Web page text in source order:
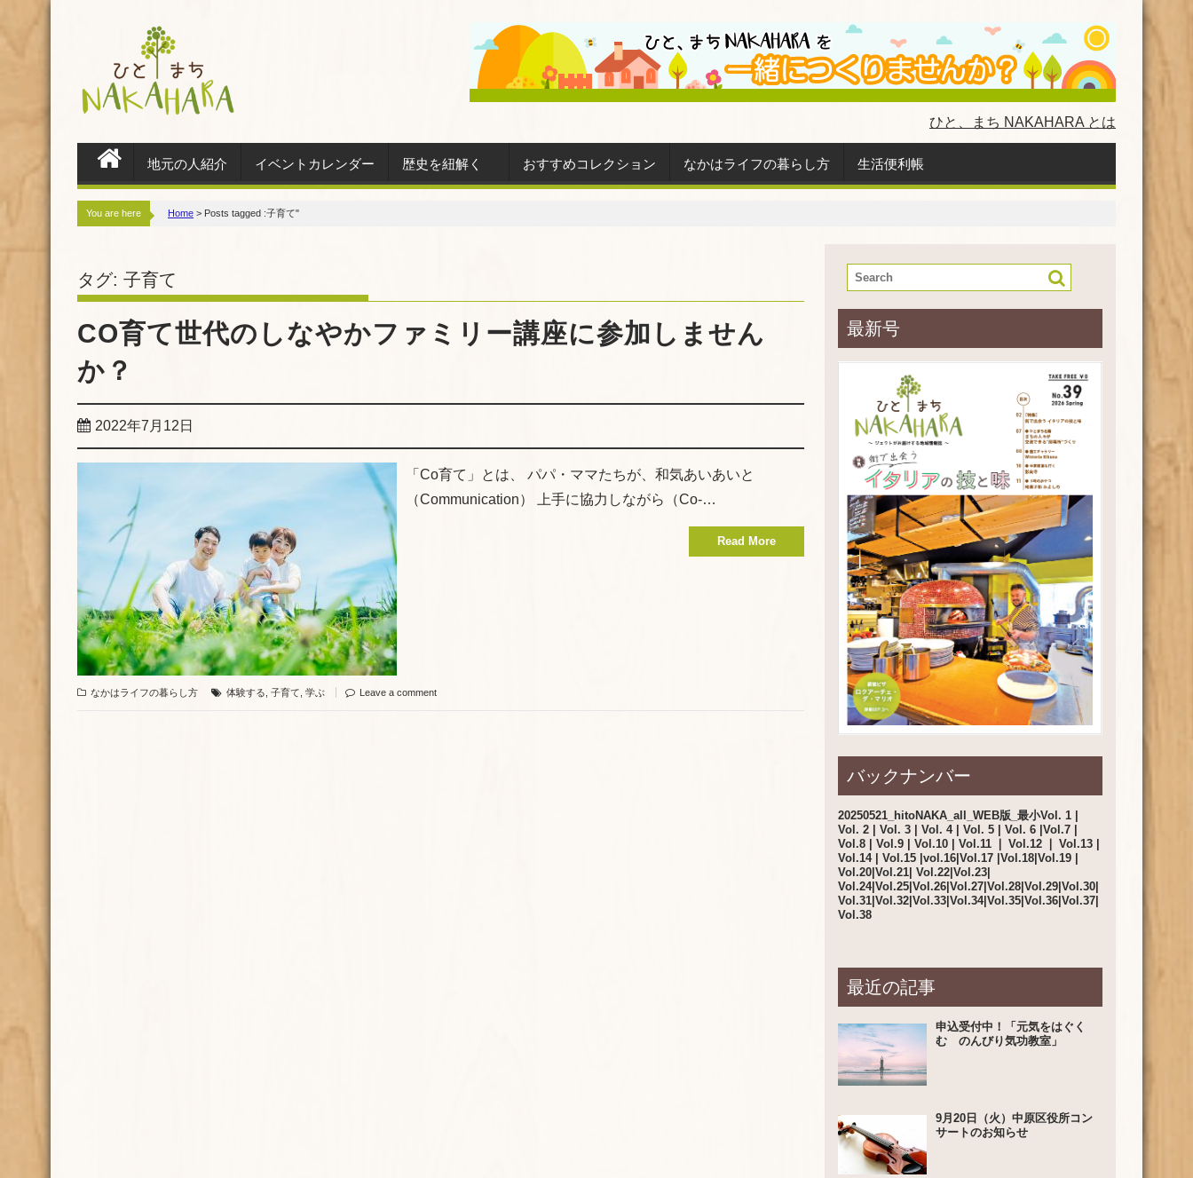
ひと、まち NAKAHARA とは
地元の人紹介 イベントカレンダー 歴史を紐解く おすすめコレクション なかはライフの暮らし方 生活便利帳
You are here Home > Posts tagged :子育て"
タグ: 子育て
CO育て世代のしなやかファミリー講座に参加しません
か？
2022年7月12日
「Co育て」とは、 パパ・ママたちが、和気あいあいと
（Communication） 上手に協力しながら（Co-…
Read More
なかはライフの暮らし方 体験する 子育て 学ぶ Leave a comment
最新号
バックナンバー
20250521_hitoNAKA_all_WEB版_最小Vol. 1 |
Vol. 2 |Vol. 3 |Vol. 4|Vol. 5 |Vol. 6 |Vol.7 |
Vol.8 |Vol.9 |Vol.10 |Vol.11 ❘ Vol.12 ❘ Vol.13 |
Vol.14|Vol.15 |vol.16|Vol.17 |Vol.18|Vol.19 |
Vol.20|Vol.21|Vol.22|Vol.23|
Vol.24|Vol.25|Vol.26|Vol.27|Vol.28|Vol.29|Vol.30|
Vol.31|Vol.32|Vol.33|Vol.34|Vol.35|Vol.36|Vol.37|
Vol.38
最近の記事
申込受付中！「元気をはぐく
む のんびり気功教室」
9月20日（火）中原区役所コン
サートのお知らせ